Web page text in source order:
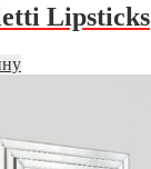
Lipsticks